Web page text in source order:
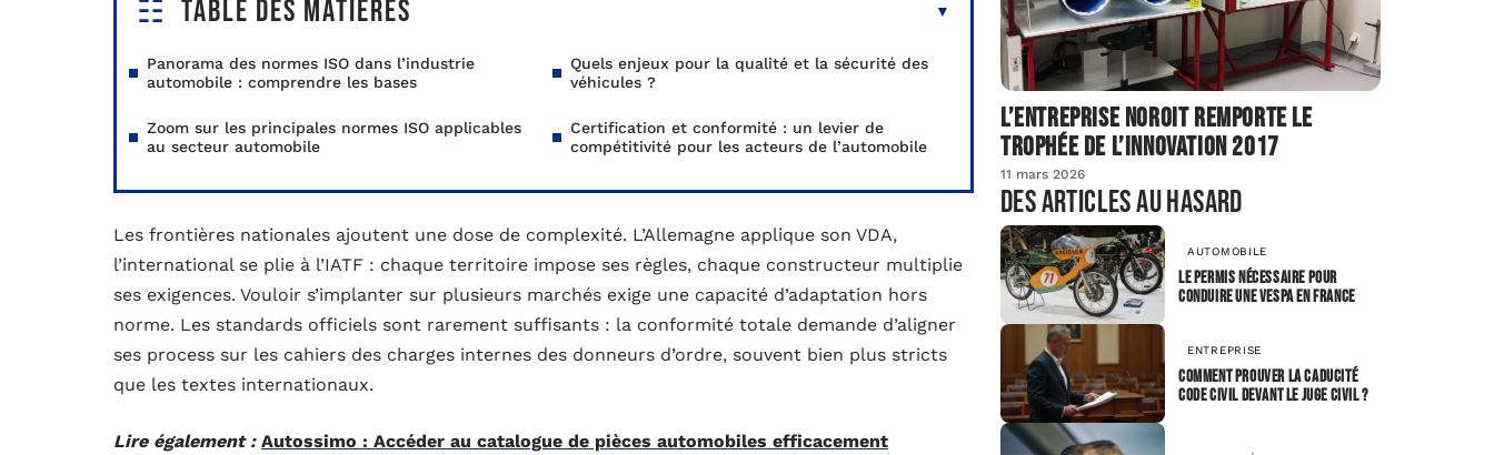
Table des matières
Panorama des normes ISO dans l’industrie
automobile : comprendre les bases
Quels enjeux pour la qualité et la sécurité des
véhicules ?
Zoom sur les principales normes ISO applicables
au secteur automobile
Certification et conformité : un levier de
compétitivité pour les acteurs de l’automobile
Les frontières nationales ajoutent une dose de complexité. L’Allemagne applique son VDA,
l’international se plie à l’IATF : chaque territoire impose ses règles, chaque constructeur multiplie
ses exigences. Vouloir s’implanter sur plusieurs marchés exige une capacité d’adaptation hors
norme. Les standards officiels sont rarement suffisants : la conformité totale demande d’aligner
ses process sur les cahiers des charges internes des donneurs d’ordre, souvent bien plus stricts
que les textes internationaux.
Lire également : Autossimo : Accéder au catalogue de pièces automobiles efficacement
L’entreprise Noroit remporte le
Trophée de l’Innovation 2017
11 mars 2026
Des articles au hasard
AUTOMOBILE
Le permis nécessaire pour
conduire une Vespa en France
ENTREPRISE
Comment prouver la caducité
code civil devant le juge civil ?